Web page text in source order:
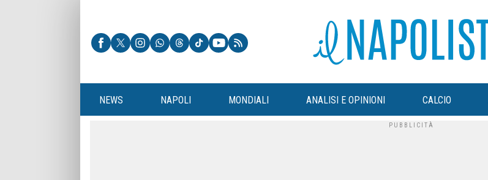
NEWS NAPOLI MONDIALI ANALISI E OPINIONI CALCIO